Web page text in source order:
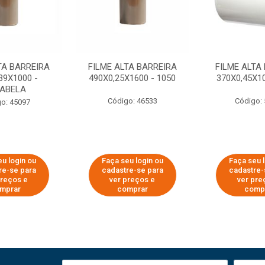
BARREIRA
-
45097
login ou
se para
e
FILME ALTA BARREIRA
490X0,25X1600 - 1050
Código: 46533
Faça seu login ou
cadastre-se para
ver preços e
comprar
FILME ALTA
Código:
Faça seu
ver